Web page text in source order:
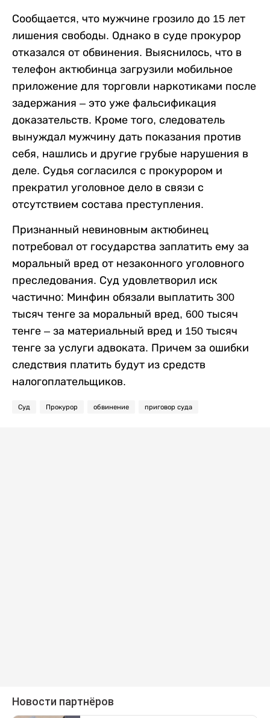
Сообщается, что мужчине грозило до 15 лет
лишения свободы. Однако в суде прокурор
отказался от обвинения. Выяснилось, что в
телефон актюбинца загрузили мобильное
приложение для торговли наркотиками после
задержания – это уже фальсификация
доказательств. Кроме того, следователь
вынуждал мужчину дать показания против
себя, нашлись и другие грубые нарушения в
деле. Судья согласился с прокурором и
прекратил уголовное дело в связи с
отсутствием состава преступления.
Признанный невиновным актюбинец
потребовал от государства заплатить ему за
моральный вред от незаконного уголовного
преследования. Суд удовлетворил иск
частично: Минфин обязали выплатить 300
тысяч тенге за моральный вред, 600 тысяч
тенге – за материальный вред и 150 тысяч
тенге за услуги адвоката. Причем за ошибки
следствия платить будут из средств
налогоплательщиков.
Суд Прокурор обвинение приговор суда